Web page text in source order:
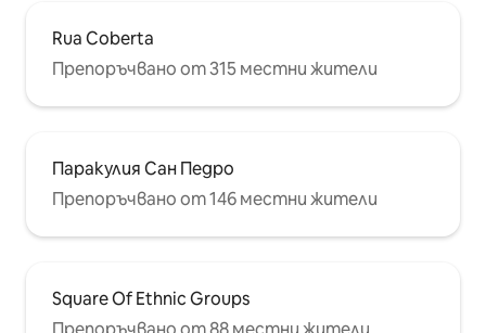
Rua Coberta
Препоръчвано от 315 местни жители
Паракулия Сан Педро
Препоръчвано от 146 местни жители
Square Of Ethnic Groups